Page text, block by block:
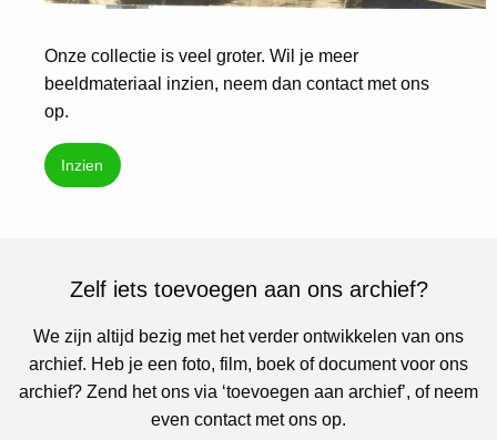
Onze collectie is veel groter. Wil je meer
beeldmateriaal inzien, neem dan contact met ons
op.
Inzien
Zelf iets toevoegen aan ons archief?
We zijn altijd bezig met het verder ontwikkelen van ons
archief. Heb je een foto, film, boek of document voor ons
archief? Zend het ons via ‘toevoegen aan archief’, of neem
even contact met ons op.